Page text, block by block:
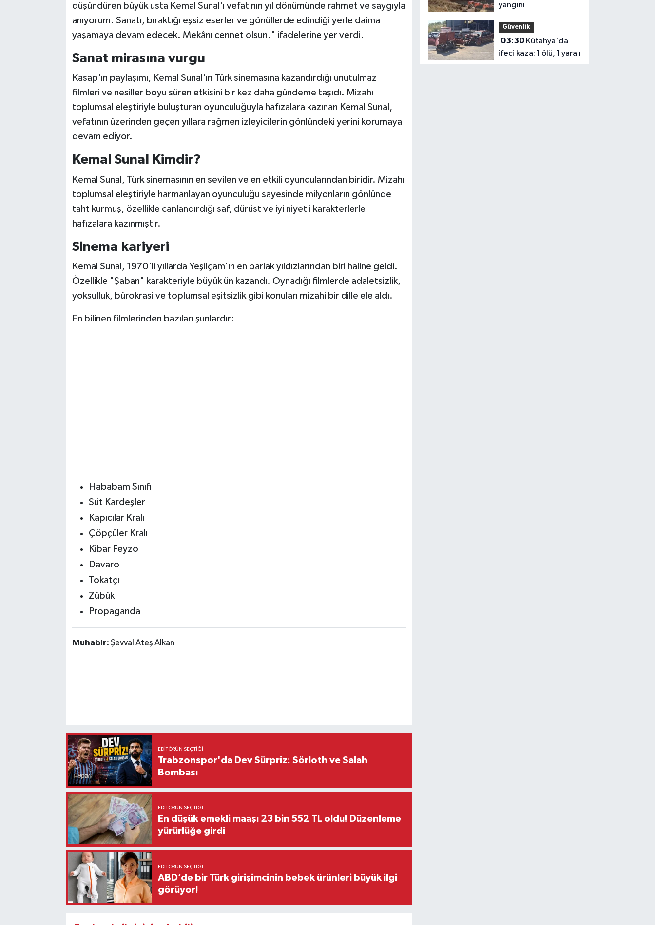
düşündüren büyük usta Kemal Sunal'ı vefatının yıl dönümünde rahmet ve saygıyla
anıyorum. Sanatı, bıraktığı eşsiz eserler ve gönüllerde edindiği yerle daima
yaşamaya devam edecek. Mekânı cennet olsun." ifadelerine yer verdi.
Sanat mirasına vurgu
Kasap'ın paylaşımı, Kemal Sunal'ın Türk sinemasına kazandırdığı unutulmaz
filmleri ve nesiller boyu süren etkisini bir kez daha gündeme taşıdı. Mizahı
toplumsal eleştiriyle buluşturan oyunculuğuyla hafızalara kazınan Kemal Sunal,
vefatının üzerinden geçen yıllara rağmen izleyicilerin gönlündeki yerini korumaya
devam ediyor.
Kemal Sunal Kimdir?
Kemal Sunal, Türk sinemasının en sevilen ve en etkili oyuncularından biridir. Mizahı
toplumsal eleştiriyle harmanlayan oyunculuğu sayesinde milyonların gönlünde
taht kurmuş, özellikle canlandırdığı saf, dürüst ve iyi niyetli karakterlerle
hafızalara kazınmıştır.
Sinema kariyeri
Kemal Sunal, 1970'li yıllarda Yeşilçam'ın en parlak yıldızlarından biri haline geldi.
Özellikle "Şaban" karakteriyle büyük ün kazandı. Oynadığı filmlerde adaletsizlik,
yoksulluk, bürokrasi ve toplumsal eşitsizlik gibi konuları mizahi bir dille ele aldı.
En bilinen filmlerinden bazıları şunlardır:
Hababam Sınıfı
Süt Kardeşler
Kapıcılar Kralı
Çöpçüler Kralı
Kibar Feyzo
Davaro
Tokatçı
Zübük
Propaganda
Muhabir: Şevval Ateş Alkan
EDITÖRÜN SEÇTIĞI
Trabzonspor'da Dev Sürpriz: Sörloth ve Salah
Bombası
EDITÖRÜN SEÇTIĞI
En düşük emekli maaşı 23 bin 552 TL oldu! Düzenleme
yürürlüğe girdi
EDITÖRÜN SEÇTIĞI
ABD’de bir Türk girişimcinin bebek ürünleri büyük ilgi
görüyor!
yangını
Güvenlik
03:30
ifeci kaza: 1 ölü, 1 yaralı